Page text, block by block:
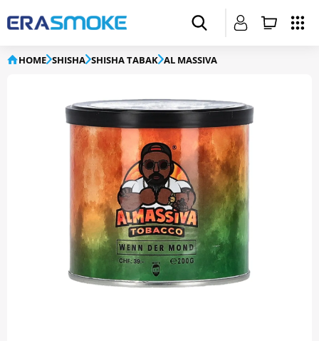
HOME SHISHA SHISHA TABAK AL MASSIVA